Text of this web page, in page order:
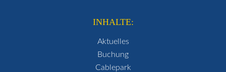
INHALTE:
Aktuelles
Buchung
Cablepark